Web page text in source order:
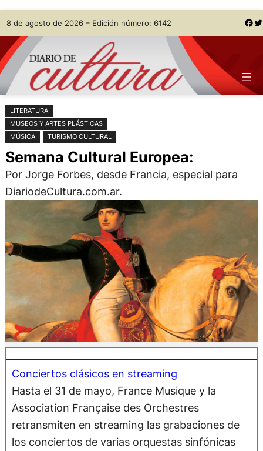
Saltar
al
contenido
Skip
to
content
8 de agosto de 2026 – Edición número: 6142 Facebook Twitter
LITERATURA
MUSEOS Y ARTES PLÁSTICAS
MÚSICA
TURISMO CULTURAL
Semana Cultural Europea:
Por Jorge Forbes, desde Francia, especial para
DiariodeCultura.com.ar.
Conciertos clásicos en streaming
Hasta el 31 de mayo, France Musique y la
Association Française des Orchestres
retransmiten en streaming las grabaciones de
los conciertos de varias orquestas sinfónicas